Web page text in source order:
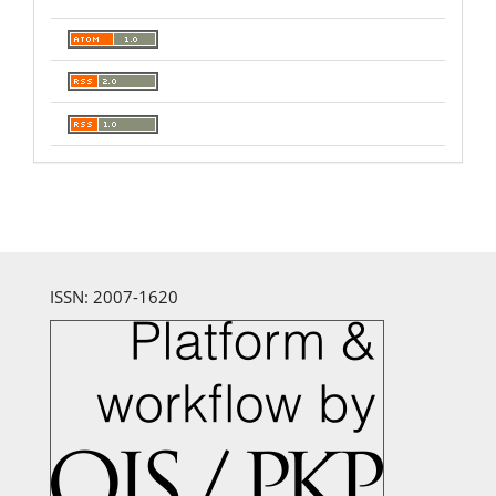
ISSN: 2007-1620